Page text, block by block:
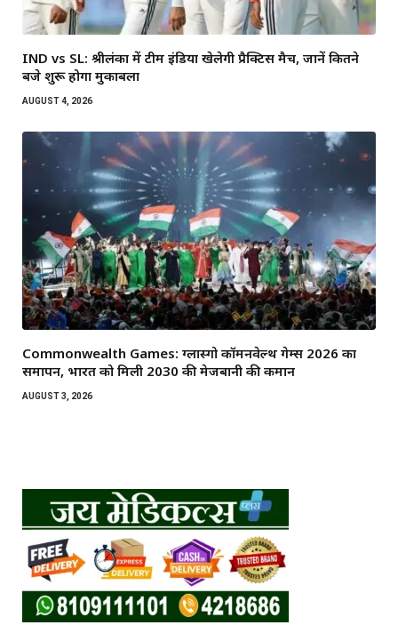
IND vs SL: श्रीलंका में टीम इंडिया खेलेगी प्रैक्टिस मैच, जानें कितने
बजे शुरू होगा मुकाबला
AUGUST 4, 2026
Commonwealth Games: ग्लास्गो कॉमनवेल्थ गेम्स 2026 का
समापन, भारत को मिली 2030 की मेजबानी की कमान
AUGUST 3, 2026